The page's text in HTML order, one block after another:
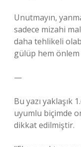
Unutmayın,
sadece mizahi
daha tehlikeli
gülüp hem
—
Bu yazı yaklaşık
uyumlu biçimde
dikkat edilmiştir.